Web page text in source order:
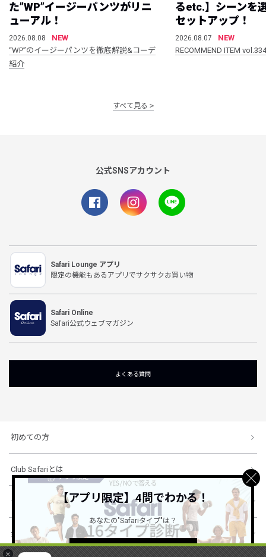
×
た”WP”イージーパンツがリニ
ューアル！
2026.08.08
NEW
“WP”のイージーパンツを徹底解説&コーデ
紹介
るetc.】シーンを
セットアップ！
2026.08.07
NEW
RECOMMEND ITEM vol.334
すべて見る
公式SNSアカウント
Safari Lounge アプリ
限定の機能もあるアプリでサクサクお買い物
Safari Online
Safari公式ウェブマガジン
よくある質問
初めての方
Club Safariとは
ショッピングガイド
会社概要・規約
【アプリ限定】4問でわかる！
あなたの"Safariタイプ"は？
詳しくはこちら ＞